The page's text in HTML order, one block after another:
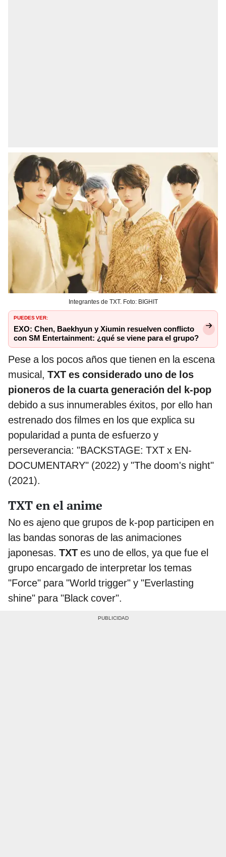
Integrantes de TXT. Foto: BIGHIT
PUEDES VER:
EXO: Chen, Baekhyun y Xiumin resuelven conflicto
con SM Entertainment: ¿qué se viene para el grupo?
Pese a los pocos años que tienen en la escena
musical, TXT es considerado uno de los
pioneros de la cuarta generación del k-pop
debido a sus innumerables éxitos, por ello han
estrenado dos filmes en los que explica su
popularidad a punta de esfuerzo y
perseverancia: "BACKSTAGE: TXT x EN-
DOCUMENTARY" (2022) y "The doom's night"
(2021).
TXT en el anime
No es ajeno que grupos de k-pop participen en
las bandas sonoras de las animaciones
japonesas. TXT es uno de ellos, ya que fue el
grupo encargado de interpretar los temas
"Force" para "World trigger" y "Everlasting
shine" para "Black cover".